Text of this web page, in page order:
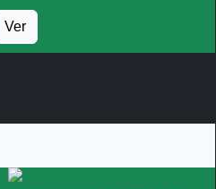
Ver